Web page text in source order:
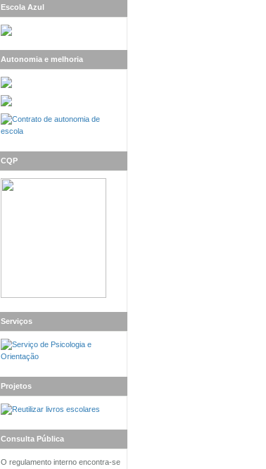
Escola Azul
Autonomia e melhoria
CQP
Serviços
Projetos
Consulta Pública
O regulamento interno encontra-se